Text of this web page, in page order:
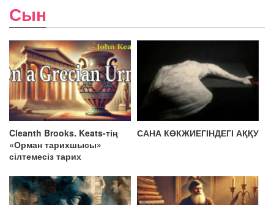
Сын
Cleanth Brooks. Keats-тің
«Орман тарихшысы»
сілтемесіз тарих
САНА КӨКЖИЕГІНДЕГІ АҚҚУ